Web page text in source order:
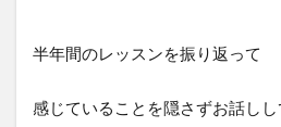
半年間のレッスンを振り返って
感じていることを隠さずお話しし